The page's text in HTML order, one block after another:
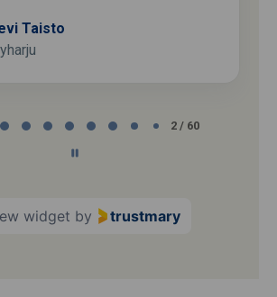
Taisto
2 / 60
widget by trustmary